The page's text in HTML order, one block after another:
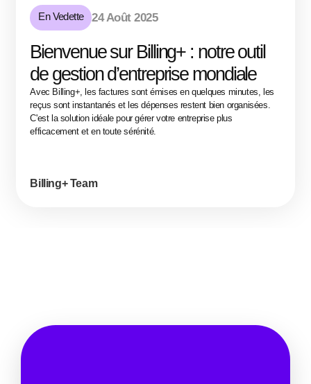
En Vedette 24 Août 2025
Bienvenue sur Billing+ : notre outil
de gestion d’entreprise mondiale
Avec Billing+, les factures sont émises en quelques minutes, les
reçus sont instantanés et les dépenses restent bien organisées.
C'est la solution idéale pour gérer votre entreprise plus
efficacement et en toute sérénité.
Billing+ Team